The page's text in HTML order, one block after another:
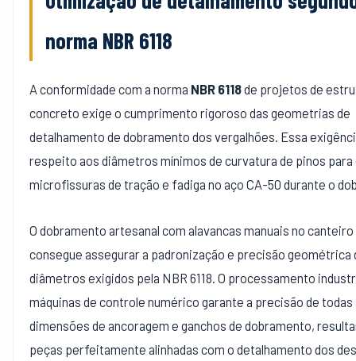
norma NBR 6118
A conformidade com a norma NBR 6118de projetos de
concreto exige o cumprimento rigoroso das geometrias de
detalhamento de dobramento dos vergalhões. Essa
respeito aos diâmetros mínimos de curvatura de pinos
microfissuras de tração e fadiga no aço CA-50 durante o
O dobramento artesanal com alavancas manuais no
consegue assegurar a padronização e precisão geométrica
diâmetros exigidos pela NBR 6118. O processamento
máquinas de controle numérico garante a precisão de todas
dimensões de ancoragem e ganchos de dobramento,
peças perfeitamente alinhadas com o detalhamento dos